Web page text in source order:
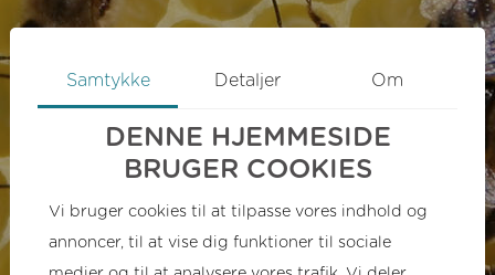
Samtykke Detaljer Om
DENNE HJEMMESIDE
BRUGER COOKIES
Vi bruger cookies til at tilpasse vores indhold og
annoncer, til at vise dig funktioner til sociale